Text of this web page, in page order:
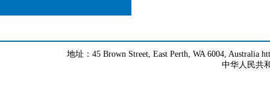
地址：45 Brown Street, East Perth, WA 6004, Australia
中华人民共